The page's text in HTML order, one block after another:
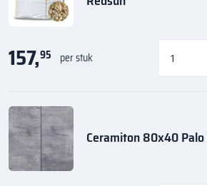
157,95 per stuk
Ceramiton 80x40 Palo